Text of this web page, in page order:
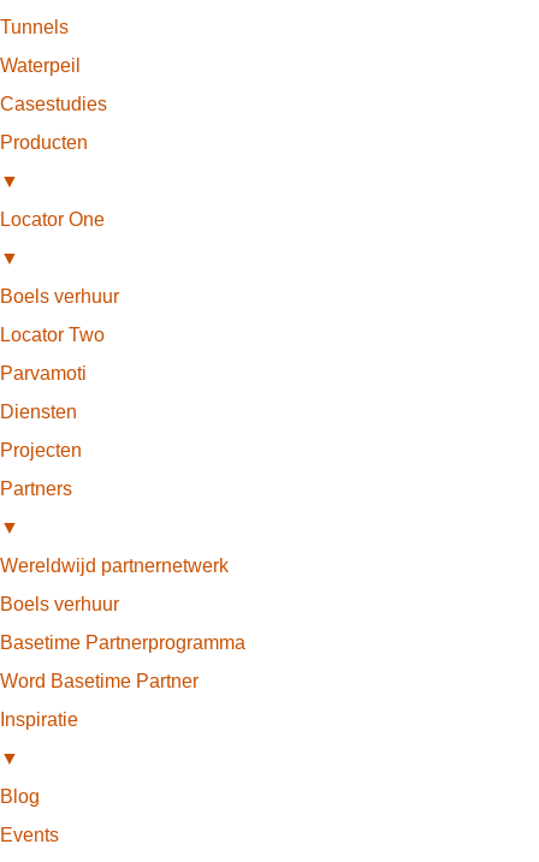
Tunnels
Waterpeil
Casestudies
Producten
▼
Locator One
▼
Boels verhuur
Locator Two
Parvamoti
Diensten
Projecten
Partners
▼
Wereldwijd partnernetwerk
Boels verhuur
Basetime Partnerprogramma
Word Basetime Partner
Inspiratie
▼
Blog
Events